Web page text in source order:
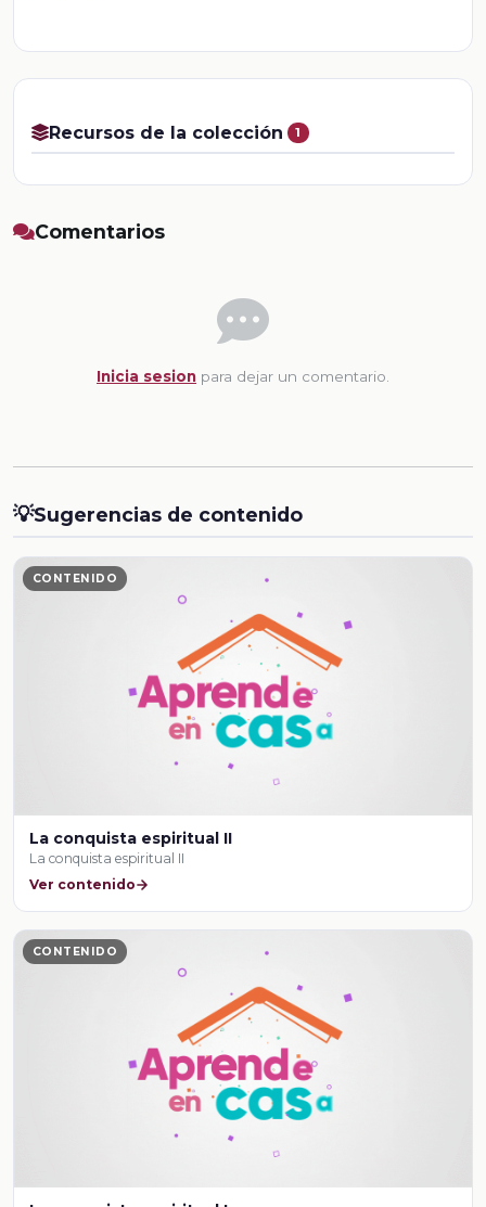
Recursos de la colección 1
Comentarios
Inicia sesion para dejar un comentario.
💡Sugerencias de contenido
CONTENIDO
La conquista espiritual II
La conquista espiritual II
Ver contenido
CONTENIDO